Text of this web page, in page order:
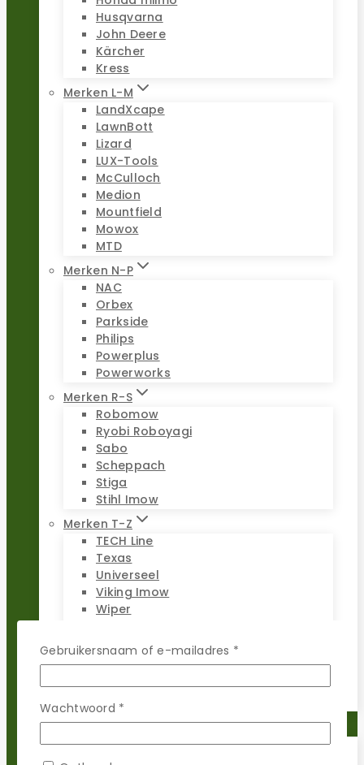
Husqvarna
John Deere
Kärcher
Kress
Merken L-M
LandXcape
LawnBott
Lizard
LUX-Tools
McCulloch
Medion
Mountfield
Mowox
MTD
Merken N-P
NAC
Orbex
Parkside
Philips
Powerplus
Powerworks
Merken R-S
Robomow
Ryobi Roboyagi
Sabo
Scheppach
Stiga
Stihl Imow
Merken T-Z
TECH Line
Texas
Universeel
Viking Imow
Wiper
Worx Landroid
Yardforce
Reparatie sets
Gebruikersnaam of e-mailadres *
Wachtwoord *